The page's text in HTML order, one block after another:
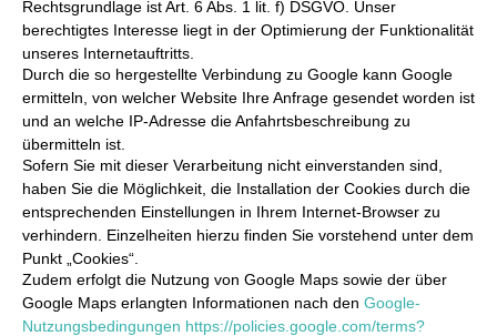
Rechtsgrundlage ist Art. 6 Abs. 1 lit. f) DSGVO. Unser
berechtigtes Interesse liegt in der Optimierung der Funktionalität
unseres Internetauftritts.
Durch die so hergestellte Verbindung zu Google kann Google
ermitteln, von welcher Website Ihre Anfrage gesendet worden ist
und an welche IP-Adresse die Anfahrtsbeschreibung zu
übermitteln ist.
Sofern Sie mit dieser Verarbeitung nicht einverstanden sind,
haben Sie die Möglichkeit, die Installation der Cookies durch die
entsprechenden Einstellungen in Ihrem Internet-Browser zu
verhindern. Einzelheiten hierzu finden Sie vorstehend unter dem
Punkt „Cookies“.
Zudem erfolgt die Nutzung von Google Maps sowie der über
Google Maps erlangten Informationen nach den Google-
Nutzungsbedingungen https://policies.google.com/terms?